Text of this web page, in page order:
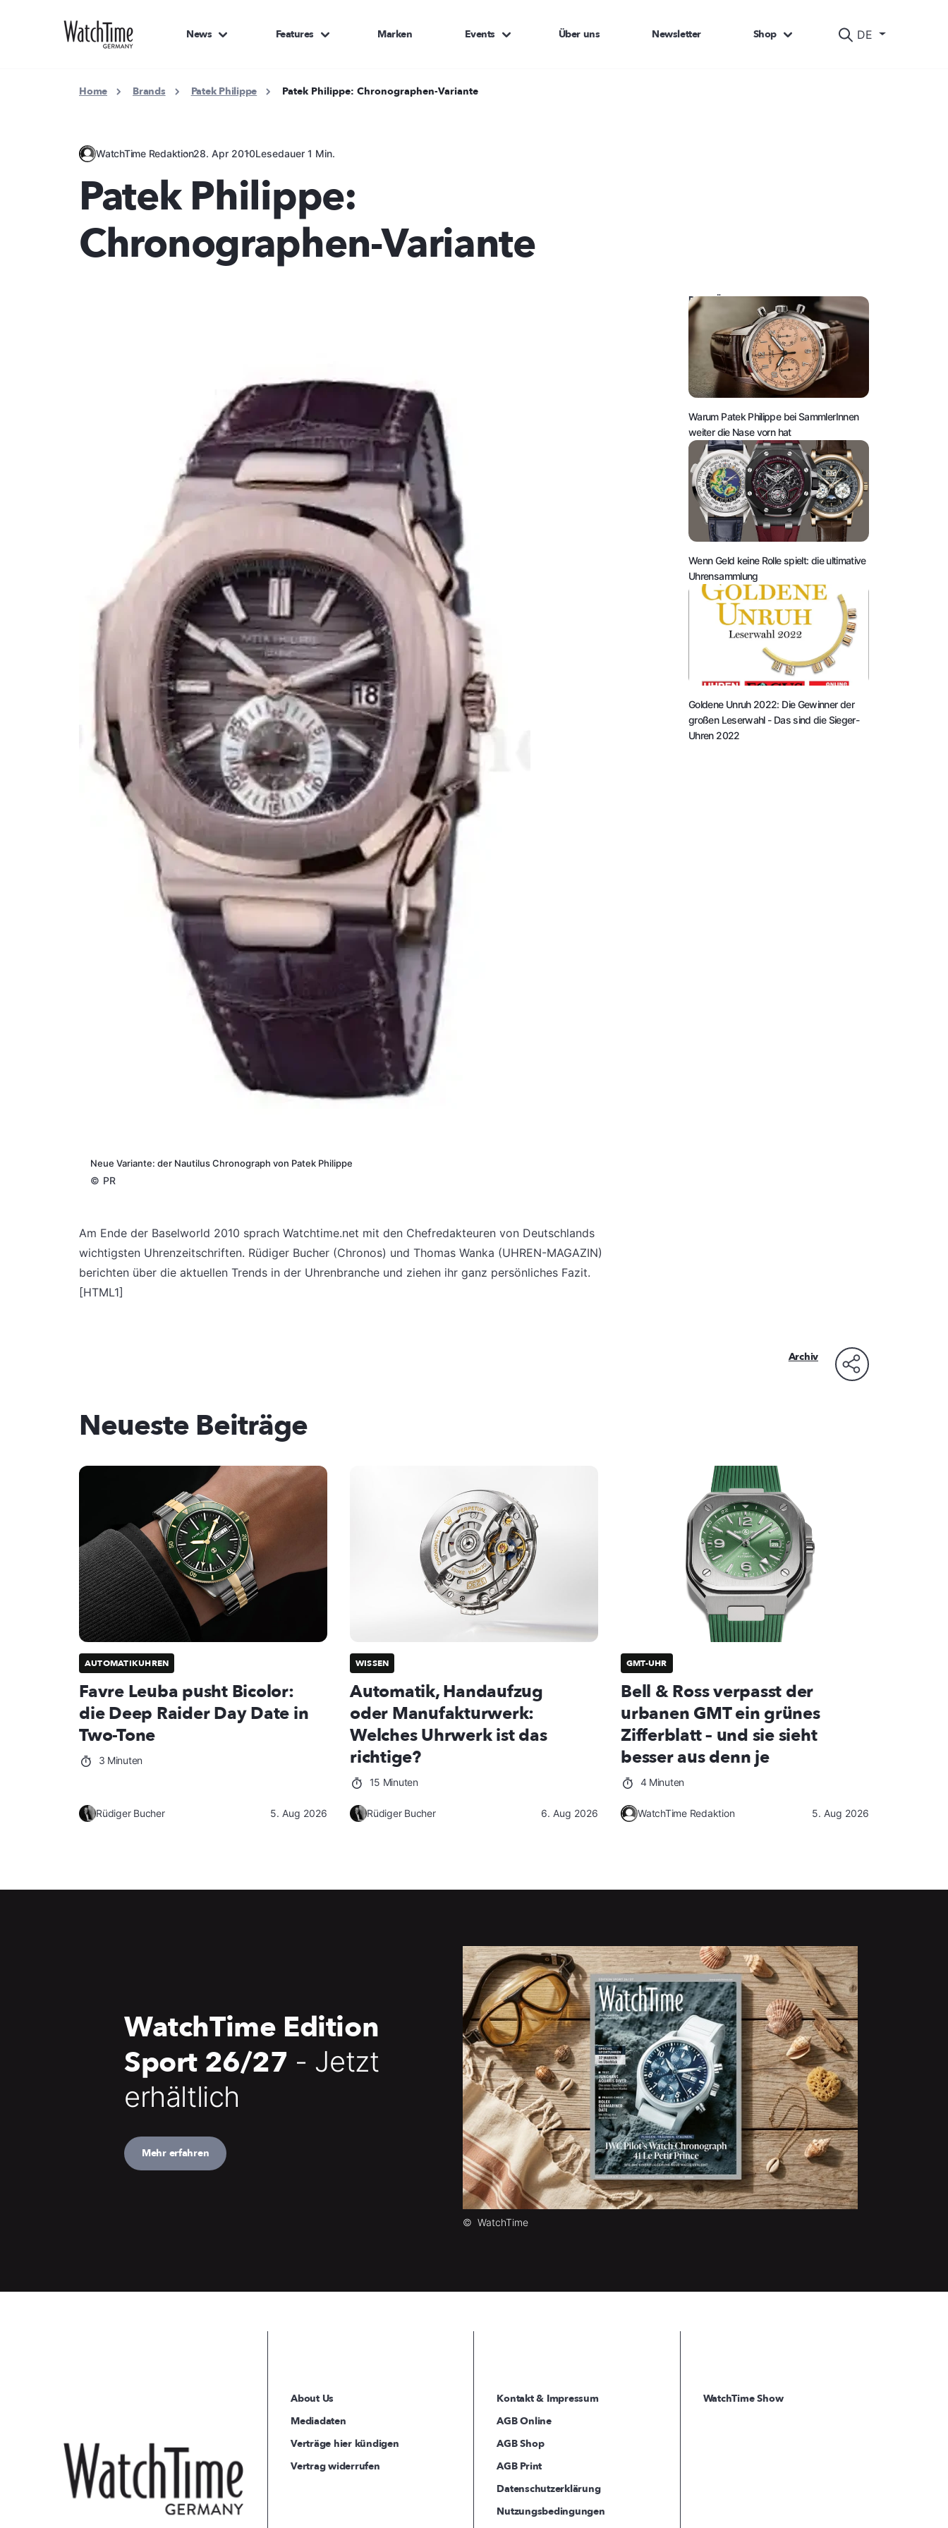
DE
News Features Marken Events Über uns Newsletter Shop
Home Brands Patek Philippe Patek Philippe: Chronographen-Variante
WatchTime Redaktion28. Apr 2010Lesedauer 1 Min.
Patek Philippe:
Chronographen-Variante
Neue Variante: der Nautilus Chronograph von Patek Philippe
© PR
Am Ende der Baselworld 2010 sprach Watchtime.net mit den Chefredakteuren von Deutschlands
wichtigsten Uhrenzeitschriften. Rüdiger Bucher (Chronos) und Thomas Wanka (UHREN-MAGAZIN)
berichten über die aktuellen Trends in der Uhrenbranche und ziehen ihr ganz persönliches Fazit.
[HTML1]
DAS KÖNNTE SIE AUCH INTERESSIEREN:
Warum Patek Philippe bei SammlerInnen
weiter die Nase vorn hat
Wenn Geld keine Rolle spielt: die ultimative
Uhrensammlung
Goldene Unruh 2022: Die Gewinner der
großen Leserwahl - Das sind die Sieger-
Uhren 2022
Archiv
Neueste Beiträge
AUTOMATIKUHREN
Favre Leuba pusht Bicolor:
die Deep Raider Day Date in
Two-Tone
3 Minuten
Rüdiger Bucher 5. Aug 2026
WISSEN
Automatik, Handaufzug
oder Manufakturwerk:
Welches Uhrwerk ist das
richtige?
15 Minuten
Rüdiger Bucher 6. Aug 2026
GMT-UHR
Bell & Ross verpasst der
urbanen GMT ein grünes
Zifferblatt – und sie sieht
besser aus denn je
4 Minuten
WatchTime Redaktion 5. Aug 2026
© WatchTime
WatchTime Edition
Sport 26/27 - Jetzt
erhältlich
Mehr erfahren
About Us
Mediadaten
Verträge hier kündigen
Vertrag widerrufen
Kontakt & Impressum
AGB Online
AGB Shop
AGB Print
Datenschutzerklärung
Nutzungsbedingungen
WatchTime Show